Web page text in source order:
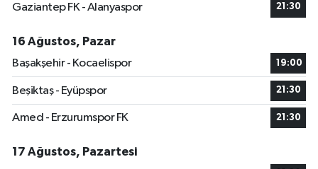
Gaziantep FK - Alanyaspor 21:30
16 Ağustos, Pazar
Başakşehir - Kocaelispor
19:00
Beşiktaş - Eyüpspor 21:30
Amed - Erzurumspor FK 21:30
17 Ağustos, Pazartesi